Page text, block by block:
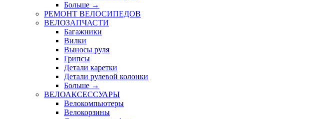
Больше →
РЕМОНТ ВЕЛОСИПЕДОВ
ВЕЛОЗАПЧАСТИ
Багажники
Вилки
Выносы руля
Грипсы
Детали каретки
Детали рулевой колонки
Больше →
ВЕЛОАКСЕССУАРЫ
Велокомпьютеры
Велокорзины